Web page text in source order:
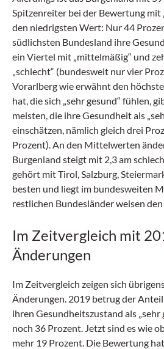
Spitzenreiter bei der Bewertung mit
den niedrigsten Wert: Nur 44
südlichsten Bundesland ihre
ein Viertel mit „mittelmäßig“ und
„schlecht“ (bundesweit nur vier
Vorarlberg wie erwähnt den
hat, die sich „sehr gesund“ fühlen,
meisten, die ihre Gesundheit als
einschätzen, nämlich gleich drei
Prozent). An den Mittelwerten
Burgenland steigt mit 2,3 am
gehört mit Tirol, Salzburg,
besten und liegt im bundesweiten
restlichen Bundesländer weisen
Im Zeitvergleich mit
Änderungen
Im Zeitvergleich zeigen sich
Änderungen. 2019 betrug der
ihren Gesundheitszustand als
noch 36 Prozent. Jetzt sind es wie
mehr 19 Prozent. Die Bewertung